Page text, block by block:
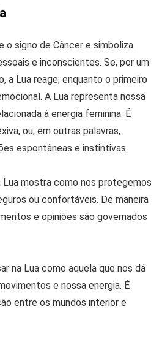
o signo de Câncer e simboliza
e inconscientes. Se, por um
a Lua reage; enquanto o primeiro
A Lua representa nossa
à energia feminina. É
ou, em outras palavras,
espontâneas e instintivas.
Lua mostra como nos protegemos
ou confortáveis. De maneira
e opiniões são governados
na Lua como aquela que nos dá
e nossa energia. É
entre os mundos interior e